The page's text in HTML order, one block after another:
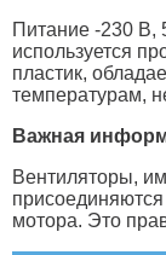
Питание -230 В,
используется
пластик,
температурам,
Важная
Вентиляторы,
мотора. Это